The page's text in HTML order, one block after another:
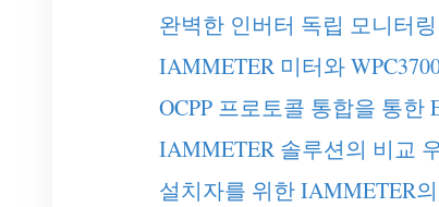
완벽한 인버터 독립 모니터
IAMMETER 미터와
OCPP 프로토콜 통합을 통한
IAMMETER 솔루션의 비교
설치자를 위한 IAMMETER